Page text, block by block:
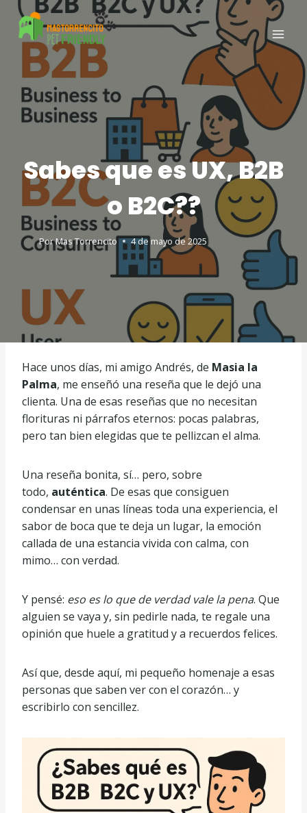
Sabes que es UX, B2B
o B2C??
Por Mas Torrencito 4 de mayo de 2025
Hace unos días, mi amigo Andrés, de Masia la
Palma, me enseñó una reseña que le dejó una
clienta. Una de esas reseñas que no necesitan
florituras ni párrafos eternos: pocas palabras,
pero tan bien elegidas que te pellizcan el alma.
Una reseña bonita, sí… pero, sobre
todo, auténtica. De esas que consiguen
condensar en unas líneas toda una experiencia, el
sabor de boca que te deja un lugar, la emoción
callada de una estancia vivida con calma, con
mimo… con verdad.
Y pensé: eso es lo que de verdad vale la pena. Que
alguien se vaya y, sin pedirle nada, te regale una
opinión que huele a gratitud y a recuerdos felices.
Así que, desde aquí, mi pequeño homenaje a esas
personas que saben ver con el corazón… y
escribirlo con sencillez.